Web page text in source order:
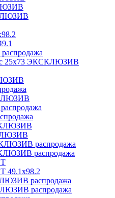
25x73 ЭКСКЛЮЗИВ
распродажа
распродажа
49.1x98.2
распродажа
распродажа